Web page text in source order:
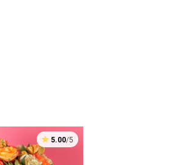
5.00/5